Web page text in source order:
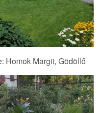
Homok Margit, Gödöllő